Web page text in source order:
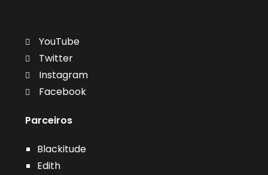
YouTube
Twitter
Instagram
Facebook
Parceiros
Blackitude
Edith